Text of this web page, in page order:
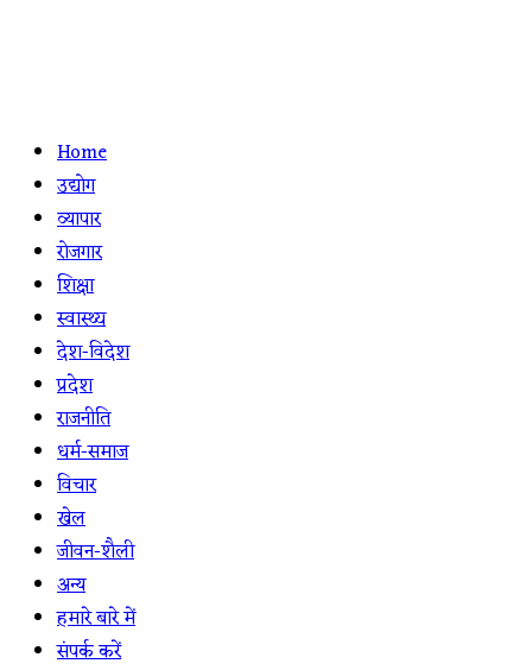
Home
उद्योग
व्यापार
रोजगार
शिक्षा
स्वास्थ्य
देश-विदेश
प्रदेश
राजनीति
धर्म-समाज
विचार
खेल
जीवन-शैली
अन्य
हमारे बारे में
संपर्क करें